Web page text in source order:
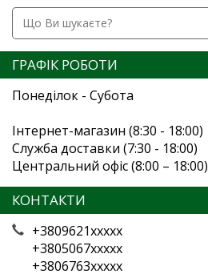
ГРАФІК РОБОТИ
Понеділок - Субота
Інтернет-магазин (8:30 - 18:00)
Служба доставки (7:30 - 18:00)
Центральний офіс (8:00 – 18:00)
КОНТАКТИ
+3809621xxxxx
+3805067xxxxx
+3806763xxxxx